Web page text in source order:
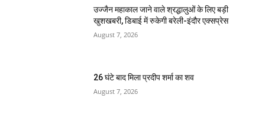
उज्जैन महाकाल जाने वाले श्रद्धालुओं के लिए बड़ी
खुशखबरी, डिबाई में रुकेगी बरेली-इंदौर एक्सप्रेस
August 7, 2026
26 घंटे बाद मिला प्रदीप शर्मा का शव
August 7, 2026